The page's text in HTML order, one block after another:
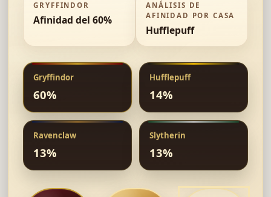
GRYFFINDOR
Afinidad del 60%
ANÁLISIS DE
AFINIDAD POR CASA
Hufflepuff
Gryffindor
60%
Hufflepuff
14%
Ravenclaw
13%
Slytherin
13%